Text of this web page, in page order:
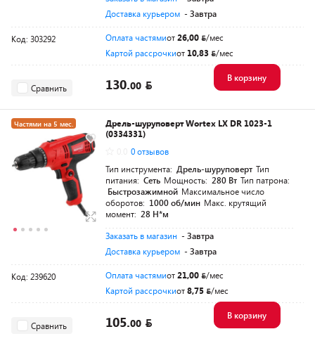
Доставка курьером - Завтра
Код: 303292 Оплата частямиот26,00
/мес
Картой рассрочкиот 10,83 /мес
Сравнить 130.00
В корзину
Частями на 5 мес.
Разумная цена
Дрель-шуруповерт Wortex LX DR 1023-1
(0334331)
0 отзывов
Тип инструмента: Дрель-шуруповерт Тип
питания: Сеть Мощность: 280 Вт Тип патрона:
Быстрозажимной Максимальное число
оборотов: 1000 об/мин Макс. крутящий
момент: 28 Н*м
Заказать в магазин - Завтра
Доставка курьером - Завтра
Код: 239620 Оплата частямиот21,00
/мес
Картой рассрочкиот8,75 /мес
Сравнить 105.00
В корзину